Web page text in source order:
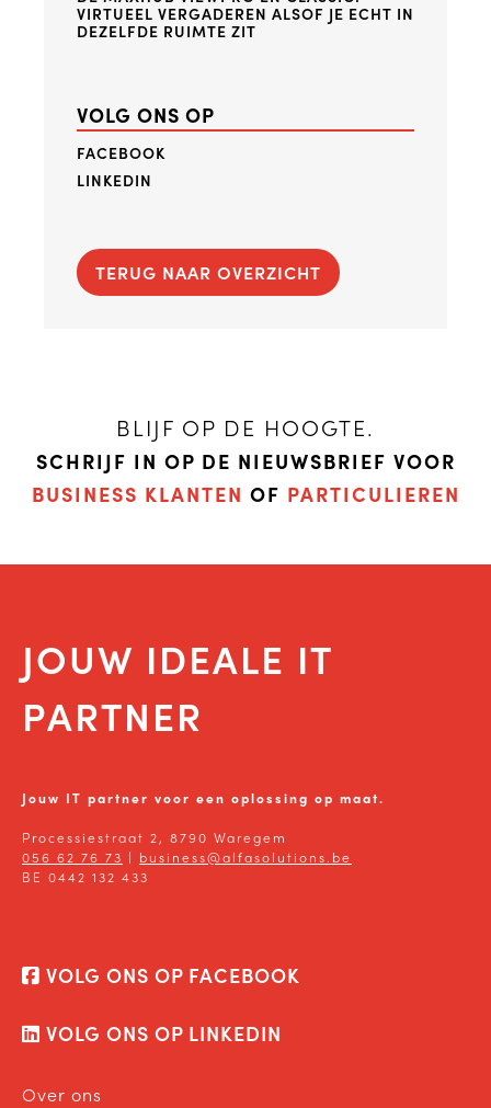
VIRTUEEL VERGADEREN ALSOF JE ECHT IN
DEZELFDE RUIMTE ZIT
VOLG ONS OP
FACEBOOK
LINKEDIN
TERUG NAAR OVERZICHT
BLIJF OP DE HOOGTE.
SCHRIJF IN OP DE NIEUWSBRIEF VOOR
BUSINESS KLANTEN OF PARTICULIEREN
JOUW IDEALE IT
PARTNER
Jouw IT partner voor een oplossing op maat.
Processiestraat 2, 8790 Waregem
056 62 76 73 | business@alfasolutions.be
BE 0442 132 433
VOLG ONS OP FACEBOOK
VOLG ONS OP LINKEDIN
Over ons